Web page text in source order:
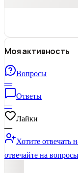
Моя активность
Вопросы
—
Ответы
—
Лайки
—
Хотите отвечать
отвечайте на